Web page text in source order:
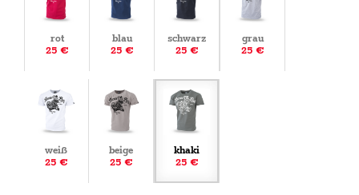
rot
25 €
blau
25 €
schwarz
25 €
grau
25 €
weiß
25 €
beige
25 €
khaki
25 €